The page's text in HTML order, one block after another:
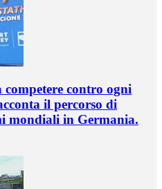
contro ogni
il percorso di
mondiali in Germania.